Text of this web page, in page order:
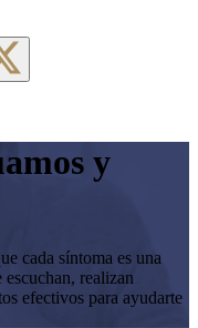
y
cada síntoma es una
realizan
efectivos para ayudarte